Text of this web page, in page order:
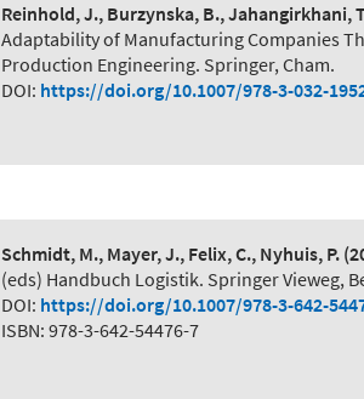
Reinhold, J., Burzynska, B., Jahangirkhani,
Adaptability of Manufacturing Companies
Production Engineering. Springer, Cham.
DOI: https://doi.org/10.1007/978-3-032-
Schmidt, M., Mayer, J., Felix, C., Nyhuis, P.
(eds) Handbuch Logistik. Springer Vieweg,
DOI: https://doi.org/10.1007/978-3-642-
ISBN: 978-3-642-54476-7